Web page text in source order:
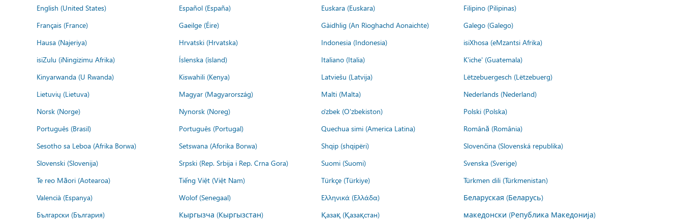
English (United States)
Español (España) Euskara (Euskara)
Filipino (Pilipinas)
Français (France)
Gaeilge (Éire) Gàidhlig (An Rìoghachd Aonaichte)
Galego (Galego)
Hausa (Najeriya)
Hrvatski (Hrvatska) Indonesia (Indonesia)
isiXhosa (eMzantsi Afrika)
isiZulu (iNingizimu Afrika)
Íslenska (ísland) Italiano (Italia)
K'iche' (Guatemala)
Kinyarwanda (U Rwanda)
Kiswahili (Kenya) Latviešu (Latvija)
Lëtzebuergesch (Lëtzebuerg)
Lietuvių (Lietuva)
Magyar (Magyarország) Malti (Malta)
Nederlands (Nederland)
Norsk (Norge)
Nynorsk (Noreg) o'zbek (O'zbekiston)
Polski (Polska)
Português (Brasil)
Português (Portugal) Quechua simi (America Latina)
Română (România)
Sesotho sa Leboa (Afrika Borwa)
Setswana (Aforika Borwa) Shqip (shqipëri)
Slovenčina (Slovenská republika)
Slovenski (Slovenija)
Srpski (Rep. Srbija i Rep. Crna Gora) Suomi (Suomi)
Svenska (Sverige)
Te reo Māori (Aotearoa)
Tiếng Việt (Việt Nam) Türkçe (Türkiye)
Türkmen dili (Türkmenistan)
Valencià (Espanya)
Wolof (Senegaal) Ελληνικά (Ελλάδα)
Беларуская (Беларусь)
Български (България)
Кыргызча (Кыргызстан) Қазақ (Қазақстан)
македонски (Република Македонија)